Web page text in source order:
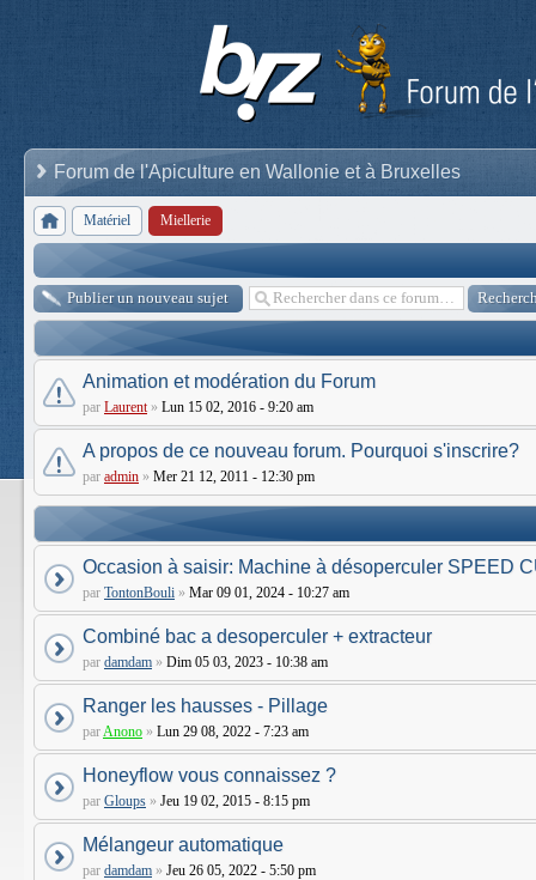
Forum de l'Apiculture en Wallonie et à Bruxelles
Matériel Miellerie
Publier un nouveau sujet
Animation et modération du Forum
par Laurent » Lun 15 02, 2016 - 9:20 am
A propos de ce nouveau forum. Pourquoi s'inscrire?
par admin » Mer 21 12, 2011 - 12:30 pm
Occasion à saisir: Machine à désoperculer SPEED
par TontonBouli » Mar 09 01, 2024 - 10:27 am
Combiné bac a desoperculer + extracteur
par damdam » Dim 05 03, 2023 - 10:38 am
Ranger les hausses - Pillage
parAnono » Lun 29 08, 2022 - 7:23 am
Honeyflow vous connaissez ?
par Gloups » Jeu 19 02, 2015 - 8:15 pm
Mélangeur automatique
par damdam » Jeu 26 05, 2022 - 5:50 pm